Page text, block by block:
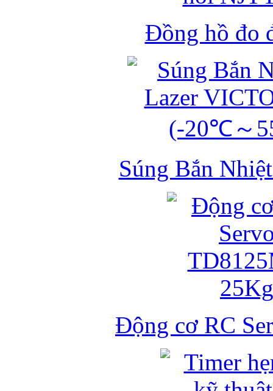
Đồng hồ đo
Súng Bắn
Động cơ RC